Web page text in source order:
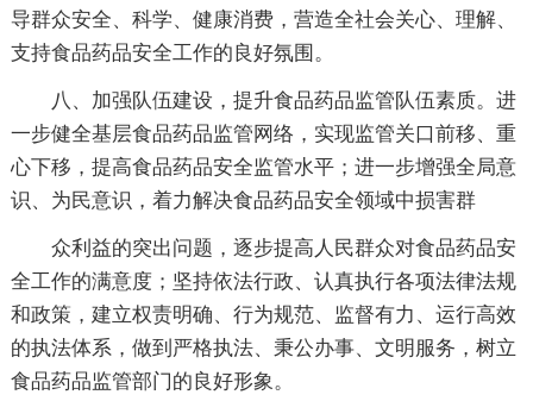
导群众安全、科学、健康消费，营造全社会关心、理解、
支持食品药品安全工作的良好氛围。
八、加强队伍建设，提升食品药品监管队伍素质。进
一步健全基层食品药品监管网络，实现监管关口前移、重
心下移，提高食品药品安全监管水平；进一步增强全局意
识、为民意识，着力解决食品药品安全领域中损害群
众利益的突出问题，逐步提高人民群众对食品药品安
全工作的满意度；坚持依法行政、认真执行各项法律法规
和政策，建立权责明确、行为规范、监督有力、运行高效
的执法体系，做到严格执法、秉公办事、文明服务，树立
食品药品监管部门的良好形象。